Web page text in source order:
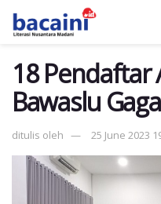
18 Pendaftar
Bawaslu
ditulis oleh 25 June 2023